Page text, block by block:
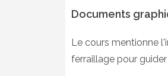
Documents
Le cours mentionne
ferraillage pour